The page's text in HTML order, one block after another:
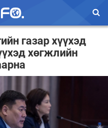
газар хүүхэд
хөгжлийн